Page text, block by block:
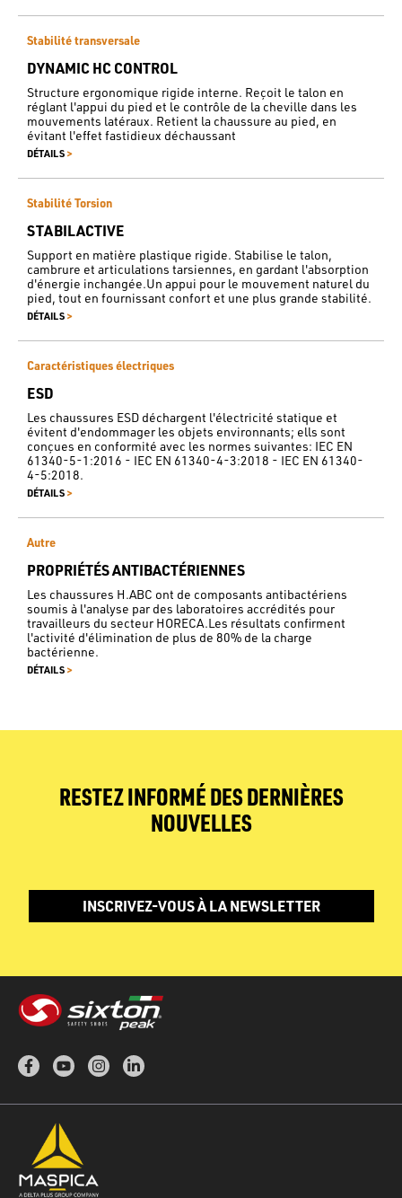
Stabilité transversale
DYNAMIC HC CONTROL
Structure ergonomique rigide interne. Reçoit le talon en
réglant l'appui du pied et le contrôle de la cheville dans les
mouvements latéraux. Retient la chaussure au pied, en
évitant l'effet fastidieux déchaussant
DÉTAILS >
Stabilité Torsion
STABILACTIVE
Support en matière plastique rigide. Stabilise le talon,
cambrure et articulations tarsiennes, en gardant l'absorption
d'énergie inchangée.Un appui pour le mouvement naturel du
pied, tout en fournissant confort et une plus grande stabilité.
DÉTAILS >
Caractéristiques électriques
ESD
Les chaussures ESD déchargent l'électricité statique et
évitent d'endommager les objets environnants; ells sont
conçues en conformité avec les normes suivantes: IEC EN
61340-5-1:2016 - IEC EN 61340-4-3:2018 - IEC EN 61340-
4-5:2018.
DÉTAILS >
Autre
PROPRIÉTÉS ANTIBACTÉRIENNES
Les chaussures H.ABC ont de composants antibactériens
soumis à l'analyse par des laboratoires accrédités pour
travailleurs du secteur HORECA.Les résultats confirment
l'activité d'élimination de plus de 80% de la charge
bactérienne.
DÉTAILS >
RESTEZ INFORMÉ DES DERNIÈRES
NOUVELLES
INSCRIVEZ-VOUS À LA NEWSLETTER